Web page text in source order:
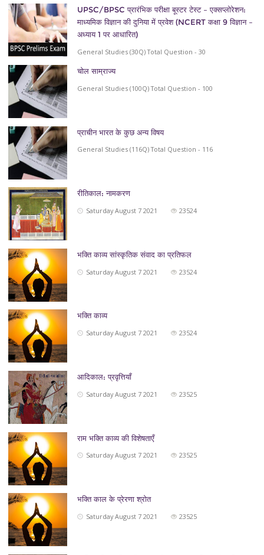
UPSC/BPSC प्रारंभिक परीक्षा बूस्टर टेस्ट – एक्सप्लोरेशन:
माध्यमिक विज्ञान की दुनिया में प्रवेश (NCERT कक्षा 9 विज्ञान –
अध्याय 1 पर आधारित)
General Studies (30Q) Total Question - 30
चोल साम्राज्य
General Studies (100Q) Total Question - 100
प्राचीन भारत के कुछ अन्य विषय
General Studies (116Q) Total Question - 116
रीतिकाल: नामकरण
Saturday August 7 2021
23524
भक्ति काव्य सांस्‍कृतिक संवाद का प्रतिफल
Saturday August 7 2021
23524
भक्ति काव्य
Saturday August 7 2021
23524
आदिकाल: प्रवृत्तियाँ
Saturday August 7 2021
23525
राम भक्ति काव्य की विशेषताएँ
Saturday August 7 2021
23525
भक्ति काल के प्रेरणा श्रोत
Saturday August 7 2021
23525